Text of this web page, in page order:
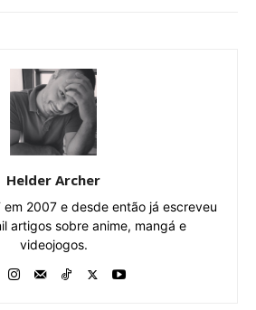
Helder Archer
em 2007 e desde então já escreveu
artigos sobre anime, mangá e
videojogos.